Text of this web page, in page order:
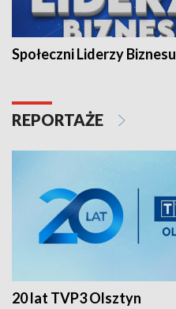
Społeczni Liderzy Biznesu
REPORTAŻE
20 lat TVP3 Olsztyn